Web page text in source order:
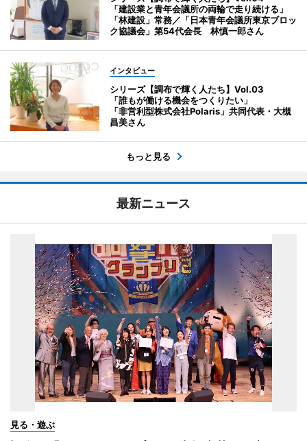
「建設業と青年会議所の両輪で走り続ける」
「林建設」常務／「日本青年会議所東京ブロッ
ク協議会」第54代会長 林慎一郎さん
インタビュー
シリーズ【調布で輝く人たち】Vol.03
「誰もが働ける機会をつくりたい」
「非営利型株式会社Polaris」共同代表・大槻
昌美さん
もっと見る
最新ニュース
見る・遊ぶ